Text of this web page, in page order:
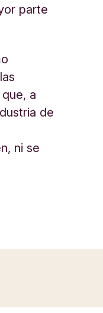
parte
a
de
ni se